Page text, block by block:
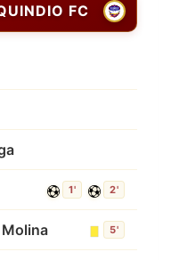
FC
1' 2'
5'